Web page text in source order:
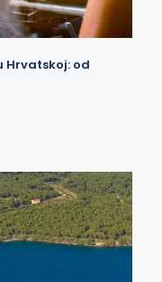
Hrvatskoj: od